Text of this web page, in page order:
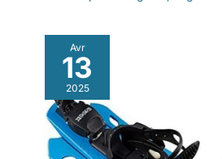
Avr
13
2025